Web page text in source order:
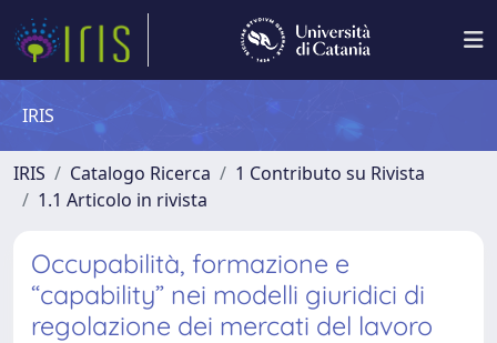
IRIS
IRIS Catalogo Ricerca
1 Contributo su Rivista
1.1 Articolo in rivista
Occupabilità, formazione e
“capability” nei modelli giuridici di
regolazione dei mercati del lavoro